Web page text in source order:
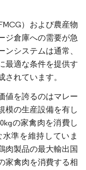
）および農産物
ジ倉庫への需要が急
システムは通常、
最適な条件を提供す
れています。
値を誇るのはマレー
模の生産設備を有し
の家禽肉を消費し
準を維持していま
肉製品の最大輸出国
家禽肉を消費する相